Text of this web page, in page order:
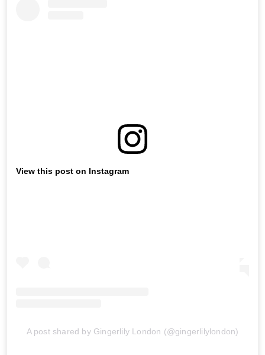
View this post on Instagram
A post shared by Gingerlily London (@gingerlilylondon)